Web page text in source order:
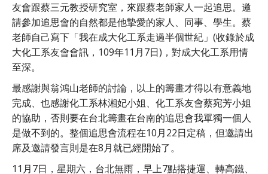
友會跟蔡三元教授研究室，來跟蔡老師家人一起追思。邀
請參加追思會的自然都是他摯愛的家人、同事、學生。蔡
老師自己寫下「我在成大化工系走過半個世紀」(收錄於成
大化工系友會會訊，109年11月7日)，對成大化工系用情
至深。
最感謝與翁鴻山老師的討論，以上的籌畫才得以有意義地
完成、也感謝化工系林湘妃小姐、化工系友會蔡宛芳小姐
的協助，否則要在台北籌畫在台南的追思會我單獨一個人
是做不到的。整個追思會流程在10月22日定稿，但邀請出
席及邀請發言則是在8月就已經開始了。
11月7日，星期六，台北無雨，早上7點搭捷運、轉高鐵、